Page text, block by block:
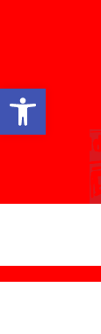
Open toolbar